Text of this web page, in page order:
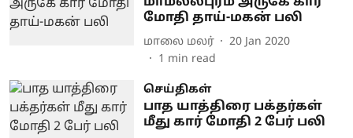
மோதி தாய்-மகன் பலி
மாலை மலர்
20 Jan 2020
1 min read
செய்திகள்
பாத யாத்திரை பக்தர்கள்
மீது கார் மோதி 2 பேர் பலி